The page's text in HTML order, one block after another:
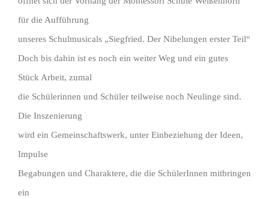
für die Aufführung
unseres Schulmusicals „Siegfried. Der Nibelungen erster Teil“
Doch bis dahin ist es noch ein weiter Weg und ein gutes
Stück Arbeit, zumal
die Schülerinnen und Schüler teilweise noch Neulinge sind.
Die Inszenierung
wird ein Gemeinschaftswerk, unter Einbeziehung der Ideen,
Impulse
Begabungen und Charaktere, die die SchülerInnen mitbringen
ein